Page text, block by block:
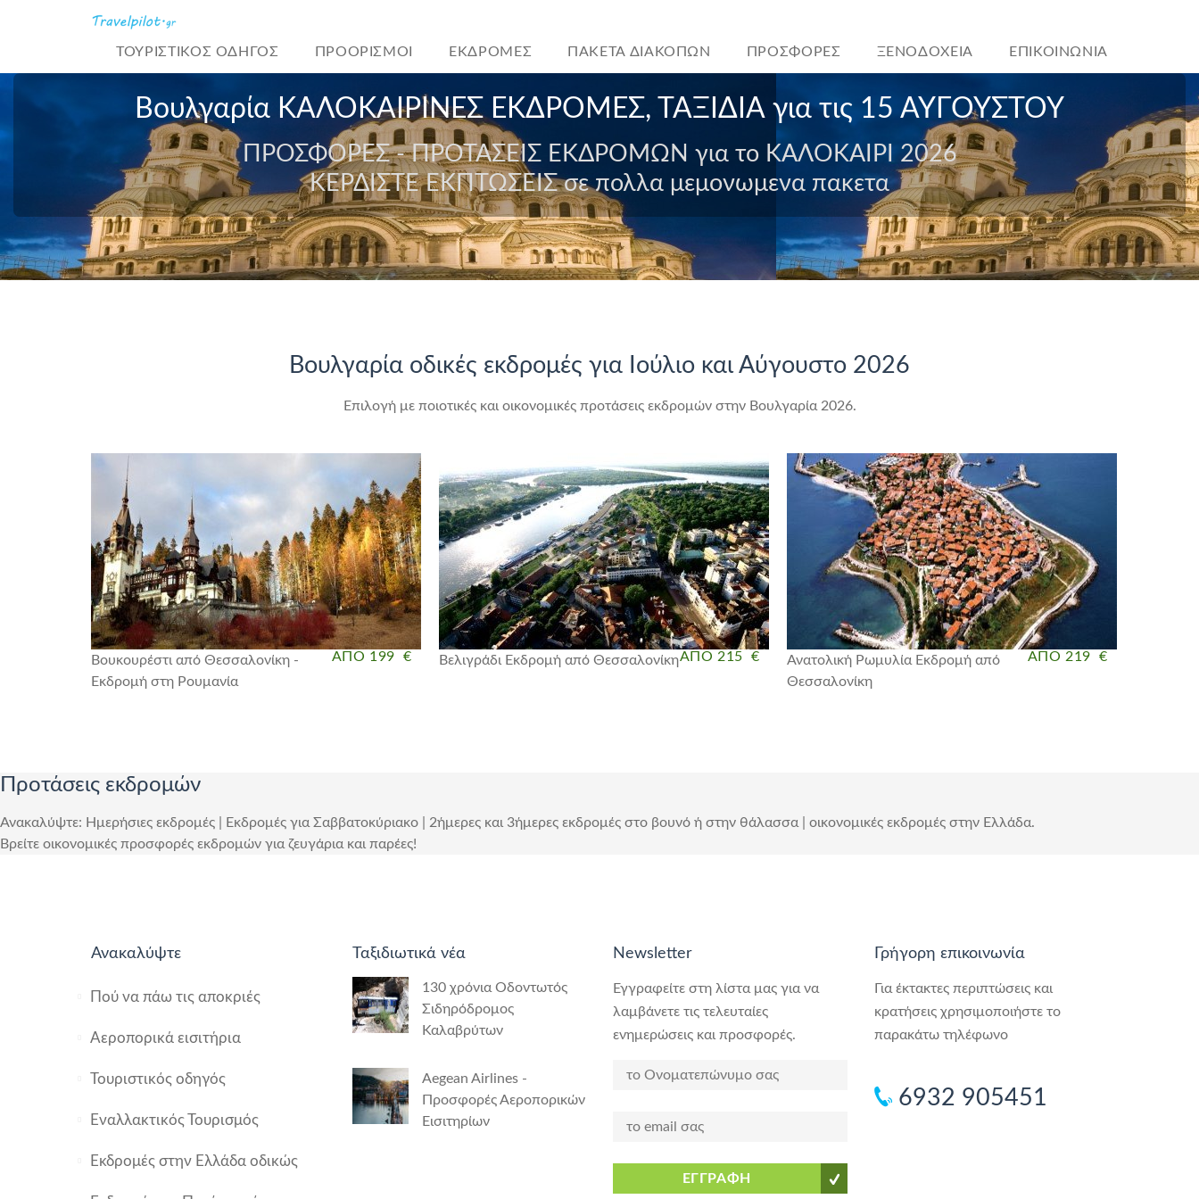
ΤΟΥΡΙΣΤΙΚΌΣ ΟΔΗΓΟΣ ΠΡΟΟΡΙΣΜΟΙ ΕΚΔΡΟΜΕΣ ΠΑΚΕΤΑ ΔΙΑΚΟΠΩΝ ΠΡΟΣΦΟΡΕΣ ΞΕΝΟΔΟΧΕΙΑ ΕΠΙΚΟΙΝΩΝΙΑ
Βουλγαρία ΚΑΛΟΚΑΙΡΙΝΕΣ ΕΚΔΡΟΜΕΣ, ΤΑΞΙΔΙΑ για τις 15 ΑΥΓΟΥΣΤΟΥ
ΠΡΟΣΦΟΡΕΣ - ΠΡΟΤΑΣΕΙΣ ΕΚΔΡΟΜΩΝ για το ΚΑΛΟΚΑΙΡΙ 2026
ΚΕΡΔΙΣΤΕ ΕΚΠΤΩΣΕΙΣ σε πολλα μεμονωμενα πακετα
Βουλγαρία οδικές εκδρομές για Ιούλιο και Αύγουστο 2026
Επιλογή με ποιοτικές και οικονομικές προτάσεις εκδρομών στην Βουλγαρία 2026.
ΑΠΟ 199 €
Βουκουρέστι από Θεσσαλονίκη -
Εκδρομή στη Ρουμανία
ΑΠΟ 215 €
Βελιγράδι Εκδρομή από Θεσσαλονίκη ΑΠΟ 219 €
Ανατολική Ρωμυλία Εκδρομή από
Θεσσαλονίκη
Προτάσεις εκδρομών
Ανακαλύψτε: Ημερήσιες εκδρομές | Εκδρομές για Σαββατοκύριακο | 2ήμερες και 3ήμερες εκδρομές στο βουνό ή στην θάλασσα | οικονομικές εκδρομές στην Ελλάδα.
Βρείτε οικονομικές προσφορές εκδρομών για ζευγάρια και παρέες!
Ανακαλύψτε
Πού να πάω τις αποκριές
Αεροπορικά εισιτήρια
Τουριστικός οδηγός
Εναλλακτικός Τουρισμός
Εκδρομές στην Ελλάδα οδικώς
Ταξιδιωτικά νέα
130 χρόνια Οδοντωτός
Σιδηρόδρομος
Καλαβρύτων
Aegean Airlines -
Προσφορές Αεροπορικών
Εισιτηρίων
Newsletter
Εγγραφείτε στη λίστα μας για να
λαμβάνετε τις τελευταίες
ενημερώσεις και προσφορές.
ΕΓΓΡΑΦΗ
Γρήγορη επικοινωνία
Για έκτακτες περιπτώσεις και
κρατήσεις χρησιμοποιήστε το
παρακάτω τηλέφωνο
6932 905451